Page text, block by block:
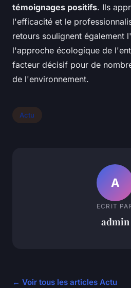
témoignages positifs. Ils
l'efficacité et le
retours soulignent également
l'approche écologique de
facteur décisif pour de
de l'environnement.
Actu
A
ECRIT
admin
← Voir tous les articles Actu